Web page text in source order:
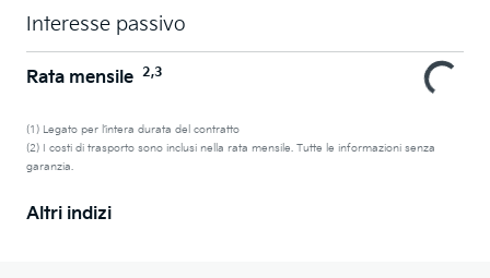
Interesse passivo
Rata mensile 2,3
(1) Legato per l’intera durata del contratto
(2) I costi di trasporto sono inclusi nella rata mensile. Tutte le informazioni senza
garanzia.
Altri indizi